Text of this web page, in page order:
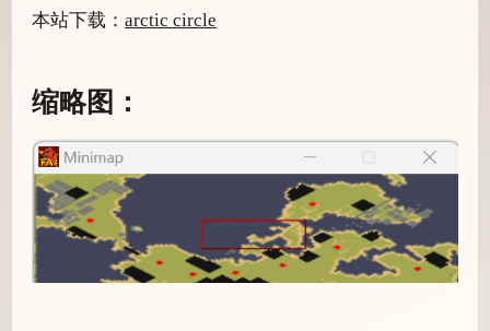
本站下载： arctic circle
缩略图：